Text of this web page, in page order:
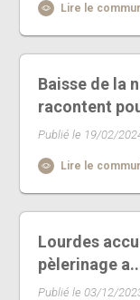
Lire le
Baisse de la
racontent
Publié le 19/02/
Lire le
Lourdes
pèlerinage
Publié le 03/12/